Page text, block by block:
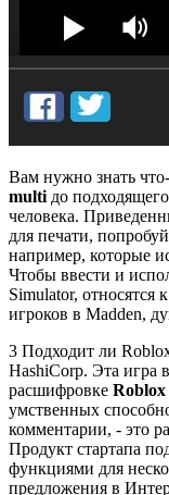
Вам нужно знать
multi до
человека.
для печати,
например, которые
Чтобы ввести и
Simulator, относятся
игроков в Madden,
3 Подходит ли
HashiCorp. Эта игра
расшифровке
умственных
комментарии, - это
Продукт стартапа
функциями для
предложения в